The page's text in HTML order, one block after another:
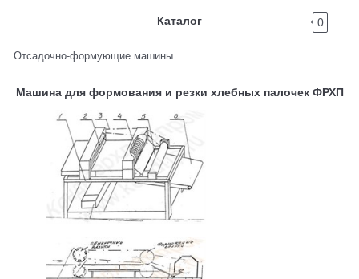
Каталог 0
Отсадочно-формующие машины
Машина для формования и резки хлебных палочек ФРХП